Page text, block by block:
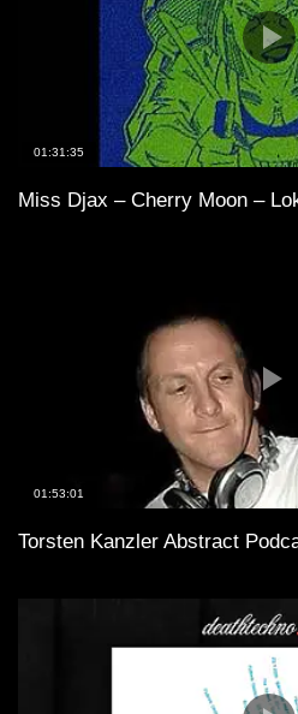
01:31:35
Miss Djax – Cherry Moon –
01:53:01
Torsten Kanzler Abstract